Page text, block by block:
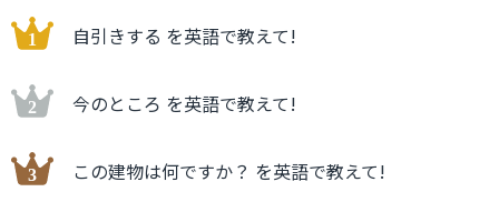
自引きする を英語で教えて!
今のところ を英語で教えて!
この建物は何ですか？ を英語で教えて!